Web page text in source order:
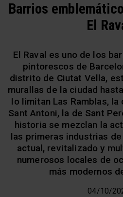
Barrios
El
El Raval es uno de los
pintorescos de
distrito de Ciutat Vella,
murallas de la ciudad
lo limitan Las Ramblas, la
Sant Antoni, la de Sant
historia se mezclan la
las primeras industrias
actual, revitalizado y
numerosos locales de
más modernos
04/10/